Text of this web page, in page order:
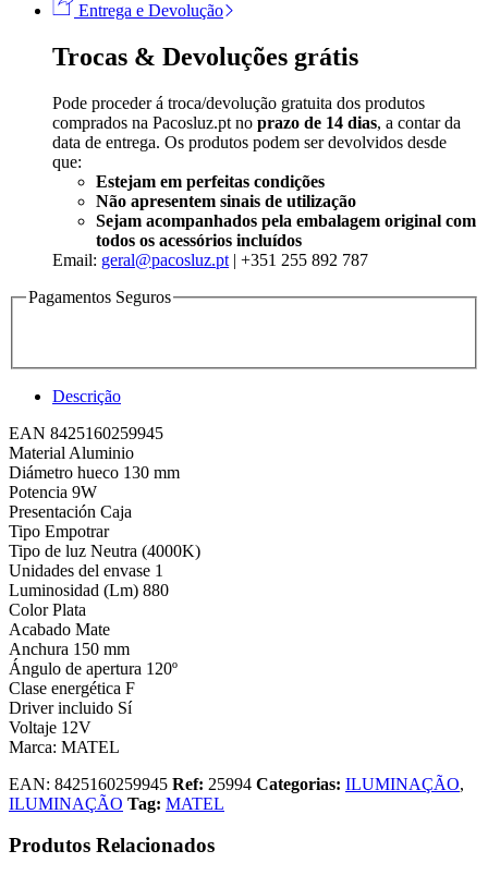
Entrega e Devolução
Trocas & Devoluções grátis
Pode proceder á troca/devolução gratuita dos produtos
comprados na Pacosluz.pt no prazo de 14 dias, a contar da
data de entrega. Os produtos podem ser devolvidos desde
que:
Estejam em perfeitas condições
Não apresentem sinais de utilização
Sejam acompanhados pela embalagem original com
todos os acessórios incluídos
Email: geral@pacosluz.pt | +351 255 892 787
Pagamentos Seguros
Descrição
EAN 8425160259945
Material Aluminio
Diámetro hueco 130 mm
Potencia 9W
Presentación Caja
Tipo Empotrar
Tipo de luz Neutra (4000K)
Unidades del envase 1
Luminosidad (Lm) 880
Color Plata
Acabado Mate
Anchura 150 mm
Ángulo de apertura 120º
Clase energética F
Driver incluido Sí
Voltaje 12V
Marca: MATEL
EAN: 8425160259945 Ref: 25994 Categorias: ILUMINAÇÃO,
ILUMINAÇÃO Tag: MATEL
Produtos Relacionados